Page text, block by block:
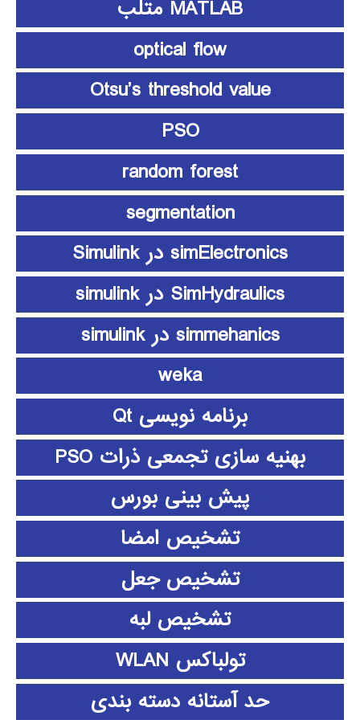
MATLAB متلب
optical flow
Otsu’s threshold value
PSO
random forest
segmentation
simElectronics در Simulink
SimHydraulics در simulink
simmehanics در simulink
weka
برنامه نویسی Qt
بهنیه سازی تجمعی ذرات PSO
پیش بینی بورس
تشخیص امضا
تشخیص جعل
تشخیص لبه
تولباکس WLAN
حد آستانه دسته بندی